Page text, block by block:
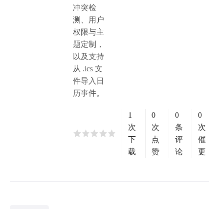
冲突检
测、用户
权限与主
题定制，
以及支持
从 .ics 文
件导入日
历事件。
1
次
下
载
0
次
点
赞
0
条
评
论
0
次
催
更